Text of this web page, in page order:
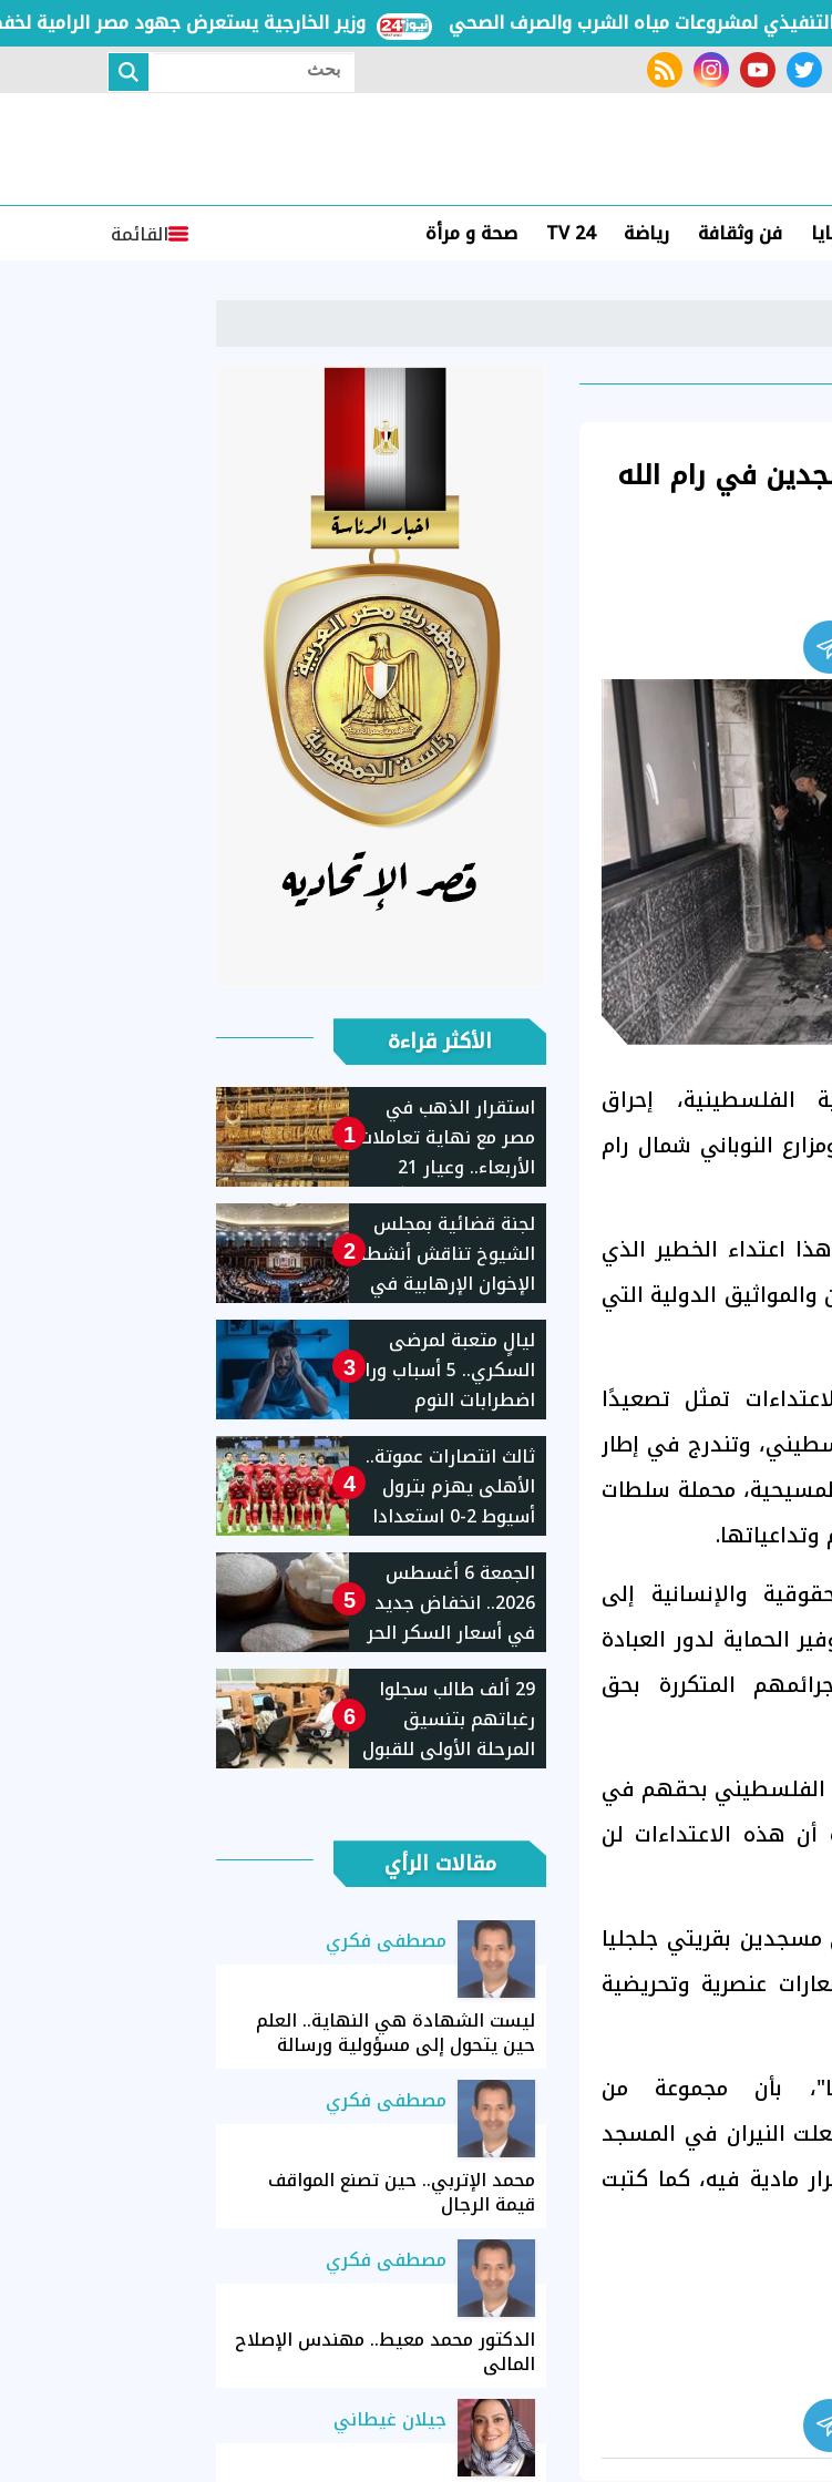
وزير الخارجية يستعرض جهود مصر الرامية لخفض لمشروعات مياه الشرب والصرف الصحي
twitter
youtube
instagram
rss feed
بحث
فن وثقافة رياضة TV 24 صحة و مرأة القائمة
في رام الله
الفلسطينية، إحراق
النوباني شمال رام
اعتداء الخطير الذي
الدولية التي
تمثل تصعيدًا
وتندرج في إطار
محملة سلطات
والإنسانية إلى
الحماية لدور العبادة
المتكررة بحق
الفلسطيني بحقهم في
هذه الاعتداءات لن
مسجدين بقريتي جلجليا
عنصرية وتحريضية
بأن مجموعة من
النيران في المسجد
مادية فيه، كما كتبت
الأكثر قراءة
1
استقرار الذهب في
مصر مع نهاية تعاملات
الأربعاء.. وعيار 21
يسجل 5930 جنيهًا
2
لجنة قضائية بمجلس
الشيوخ تناقش أنشطة
الإخوان الإرهابية في
الولايات المتحدة
3
ليالٍ متعبة لمرضى
السكري.. 5 أسباب وراء
اضطرابات النوم
4
ثالث انتصارات عموتة..
الأهلى يهزم بترول
أسيوط 2-0 استعدادا
للموسم الجديد
5
الجمعة 6 أغسطس
2026.. انخفاض جديد
في أسعار السكر الحر
بالمنافذ الحكومية: 25
جنيهًا للكيلو ابتداءً من
الغد
6
29 ألف طالب سجلوا
رغباتهم بتنسيق
المرحلة الأولى للقبول
بالجامعات حتى الآن
مقالات الرأي
مصطفى فكري
ليست الشهادة هي النهاية.. العلم
حين يتحول إلى مسؤولية ورسالة
مصطفى فكري
محمد الإتربي.. حين تصنع المواقف
قيمة الرجال
مصطفى فكري
الدكتور محمد معيط.. مهندس الإصلاح
المالي
جيلان غيطاني